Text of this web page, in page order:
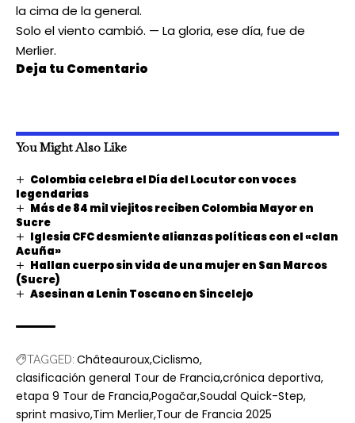
la cima de la general.
Solo el viento cambió. — La gloria, ese día, fue de
Merlier.
Deja tu Comentario
You Might Also Like
Colombia celebra el Día del Locutor con voces
legendarias
Más de 84 mil viejitos reciben Colombia Mayor en
Sucre
Iglesia CFC desmiente alianzas políticas con el «clan
Acuña»
Hallan cuerpo sin vida de una mujer en San Marcos
(Sucre)
Asesinan a Lenin Toscano en Sincelejo
TAGGED: ChâteaurouxCiclismo
clasificación general Tour de Francia crónica deportiva
etapa 9 Tour de Francia PogačarSoudal Quick-Step
sprint masivo Tim Merlier Tour de Francia 2025